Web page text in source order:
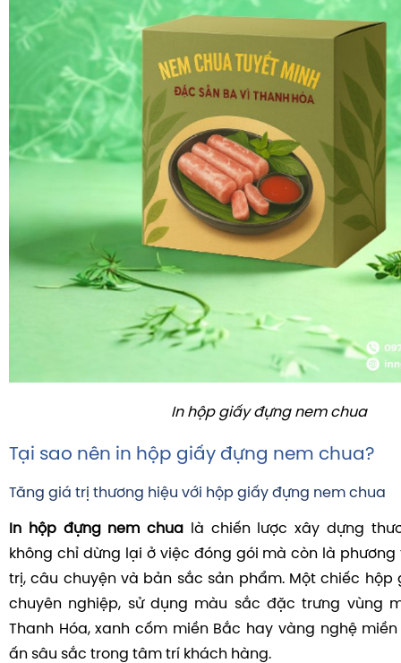
In hộp giấy đựng nem chua
Tại sao nên in hộp giấy đựng nem chua?
Tăng giá trị thương hiệu với hộp giấy đựng nem chua
In hộp đựng nem chua là chiến lược xây dựng
không chỉ dừng lại ở việc đóng gói mà còn là
trị, câu chuyện và bản sắc sản phẩm. Một chiếc hộp
chuyên nghiệp, sử dụng màu sắc đặc trưng vùng
Thanh Hóa, xanh cốm miền Bắc hay vàng nghệ
ấn sâu sắc trong tâm trí khách hàng.